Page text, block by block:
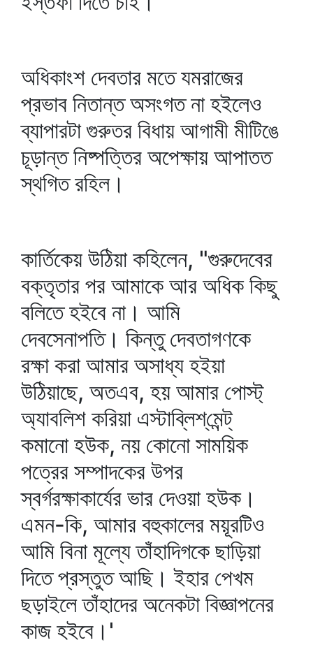
অধিকাংশ দেবতার মতে যমরাজের
প্রভাব নিতান্ত অসংগত না হইলেও
ব্যাপারটা গুরুতর বিধায় আগামী মীটিঙে
চূড়ান্ত নিষ্পত্তির অপেক্ষায় আপাতত
স্থগিত রহিল।
কার্তিকেয় উঠিয়া কহিলেন, "গুরুদেবের
বক্তৃতার পর আমাকে আর অধিক কিছু
বলিতে হইবে না। আমি
দেবসেনাপতি। কিন্তু দেবতাগণকে
রক্ষা করা আমার অসাধ্য হইয়া
উঠিয়াছে, অতএব, হয় আমার পোস্ট্‌
অ্যাবলিশ করিয়া এস্টাব্লিশ্‌মেন্ট্‌
কমানো হউক, নয় কোনো সাময়িক
পত্রের সম্পাদকের উপর
স্বর্গরক্ষাকার্যের ভার দেওয়া হউক।
এমন-কি, আমার বহুকালের ময়ূরটিও
আমি বিনা মূল্যে তাঁহাদিগকে ছাড়িয়া
দিতে প্রস্তুত আছি। ইহার পেখম
ছড়াইলে তাঁহাদের অনেকটা বিজ্ঞাপনের
কাজ হইবে।'